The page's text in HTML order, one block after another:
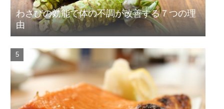
わさびの効能で体の不調が改善する７つの理
由